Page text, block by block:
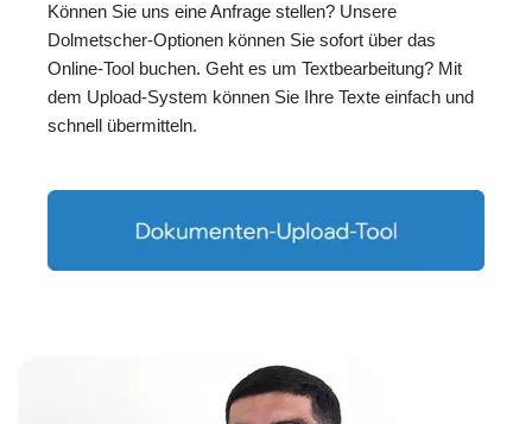
Können Sie uns eine Anfrage stellen? Unsere
Dolmetscher-Optionen können Sie sofort über das
Online-Tool buchen. Geht es um Textbearbeitung? Mit
dem Upload-System können Sie Ihre Texte einfach und
schnell übermitteln.